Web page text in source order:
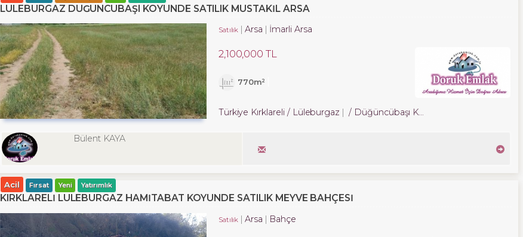
LÜLEBURGAZ DÜĞÜNCÜBAŞI KÖYÜNDE SATILIK MÜSTAKIL ARSA
Satılık Arsa İmarli Arsa
2,100,000 TL
770m²
Türkiye Kırklareli / Lüleburgaz / Düğüncübaşı Köyü
Bülent KAYA
Acil Fırsat Yeni Yatırımlık
KIRKLARELİ LÜLEBURGAZ HAMİTABAT KÖYÜNDE SATILIK MEYVE BAHÇESİ
Satılık Arsa Bahçe